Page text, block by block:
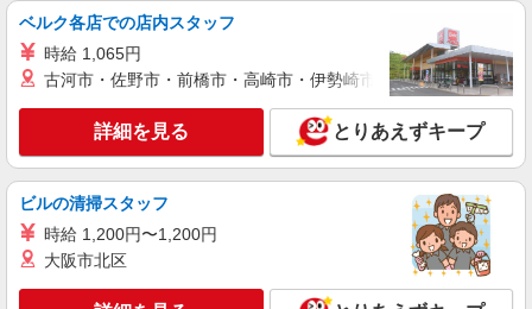
リカバリーアイテムの販売スタッフ
大阪府大阪市北区芝田1-1-3 阪急三番街 南
館B1F
キープ 詳細を見る
アルバイト
COQULE
アルバイト：時給1,200円〜 ※試用期間1〜3カ
月は時給1,177円
ベルク各店での店内スタッフ
時給 1,065円
古河市・佐野市・前橋市・高崎市・伊勢崎市・太田市・館林市
詳細を見る とりあえずキープ
ビルの清掃スタッフ
時給 1,200円〜1,200円
大阪市北区